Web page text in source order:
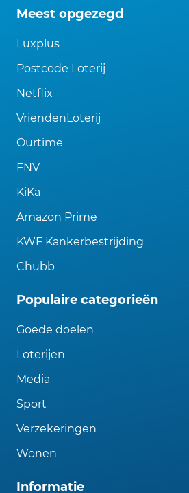
Meest opgezegd
Luxplus
Postcode Loterij
Netflix
VriendenLoterij
Ourtime
FNV
KiKa
Amazon Prime
KWF Kankerbestrijding
Chubb
Populaire categorieën
Goede doelen
Loterijen
Media
Sport
Verzekeringen
Wonen
Informatie